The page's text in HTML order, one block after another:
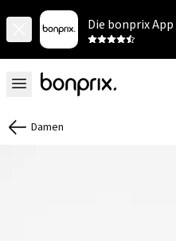
Die bonprix App
Damen